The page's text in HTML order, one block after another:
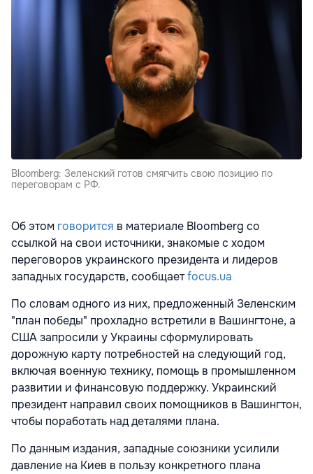
Bloomberg: Зеленский готов смягчить свою позицию по
переговорам с РФ.
Об этом говорится в материале Bloomberg со
ссылкой на свои источники, знакомые с ходом
переговоров украинского президента и лидеров
западных государств, сообщаетfocus.ua
По словам одного из них, предложенный Зеленским
"план победы" прохладно встретили в Вашингтоне, а
США запросили у Украины сформулировать
дорожную карту потребностей на следующий год,
включая военную технику, помощь в промышленном
развитии и финансовую поддержку. Украинский
президент направил своих помощников в Вашингтон,
чтобы поработать над деталями плана.
По данным издания, западные союзники усилили
давление на Киев в пользу конкретного плана